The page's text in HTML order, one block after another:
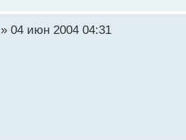
» 04 июн 2004 04:31